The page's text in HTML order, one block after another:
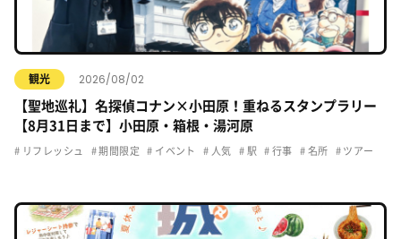
観光 2026/08/02
【聖地巡礼】名探偵コナン×小田原！重ねるスタンプラリー
【8月31日まで】小田原・箱根・湯河原
リフレッシュ 期間限定 イベント 人気 駅 行事 名所 ツアー